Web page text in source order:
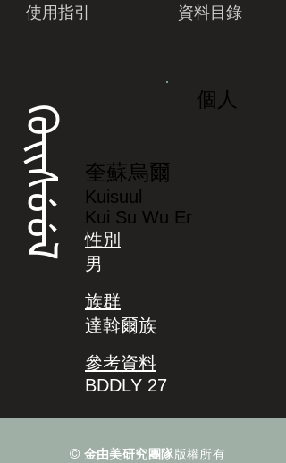
使用指引 資料目錄
ᡴᡠᡳᠰᡠᡠᠯ
個人
奎蘇烏爾
Kuisuul
Kui Su Wu Er
性別
男
族群
達斡爾族
參考資料
BDDLY 27
© 金由美研究團隊版權所有